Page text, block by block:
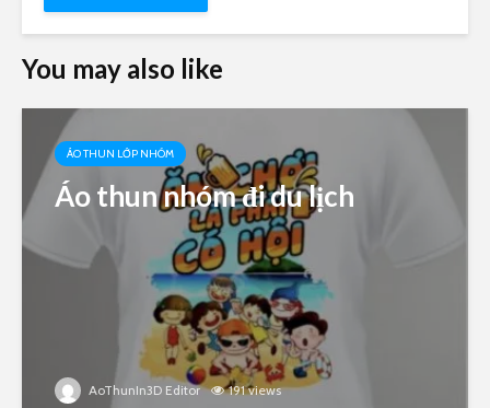
You may also like
ÁO THUN LỚP NHÓM
Áo thun nhóm đi du lịch
AoThunIn3D Editor 191 views